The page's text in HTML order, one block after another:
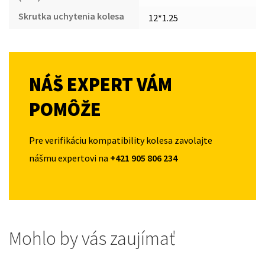
Skrutka uchytenia kolesa
12*1.25
NÁŠ EXPERT VÁM
POMÔŽE
Pre verifikáciu kompatibility kolesa zavolajte
nášmu expertovi na +421 905 806 234
Mohlo by vás zaujímať